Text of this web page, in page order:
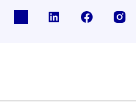
Linkedin Facebook